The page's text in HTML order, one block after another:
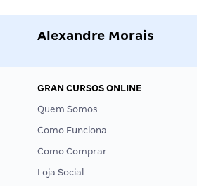
Alexandre Morais
GRAN CURSOS ONLINE
Quem Somos
Como Funciona
Como Comprar
Loja Social